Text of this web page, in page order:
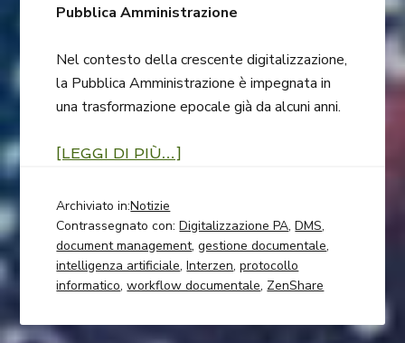
Pubblica Amministrazione
Nel contesto della crescente digitalizzazione,
la Pubblica Amministrazione è impegnata in
una trasformazione epocale già da alcuni anni.
[LEGGI DI PIÙ…]
Archiviato in:Notizie
Contrassegnato con:Digitalizzazione PA,DMS,
document management,gestione documentale,
intelligenza artificiale,Interzen,protocollo
informatico,workflow documentale, ZenShare